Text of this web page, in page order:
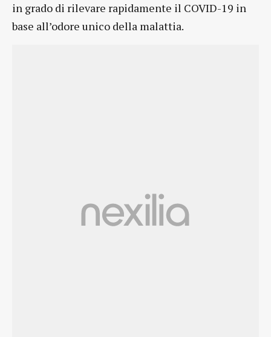
in grado di rilevare rapidamente il COVID-19 in
base all’odore unico della malattia.